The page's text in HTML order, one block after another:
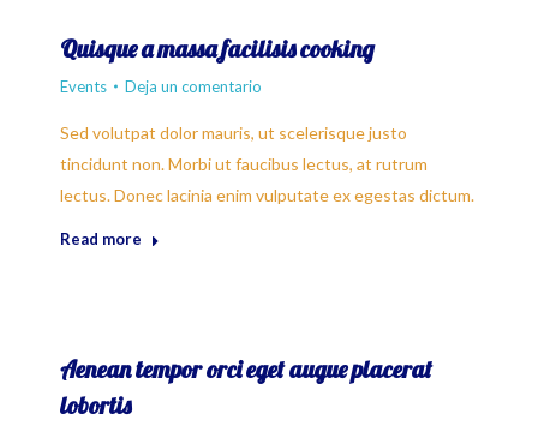
Quisque a massa facilisis cooking
Events Deja un comentario
Sed volutpat dolor mauris, ut scelerisque justo
tincidunt non. Morbi ut faucibus lectus, at rutrum
lectus. Donec lacinia enim vulputate ex egestas dictum.
Read more
Aenean tempor orci eget augue placerat
lobortis